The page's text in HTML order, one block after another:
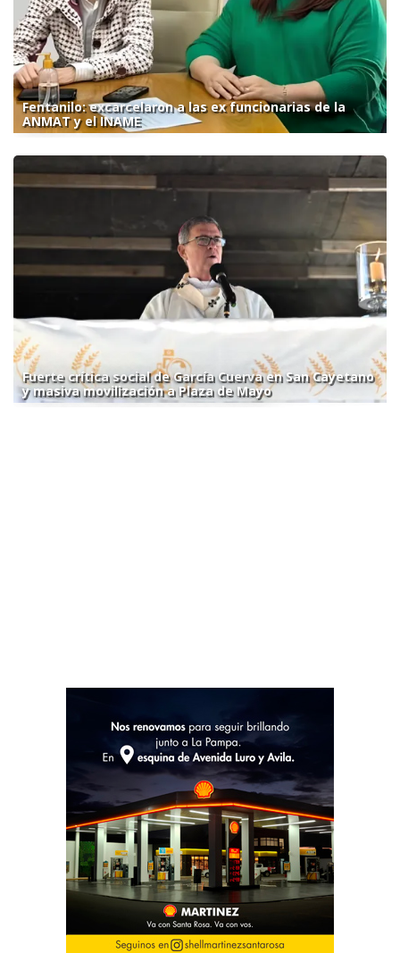
Fentanilo: excarcelaron a las ex funcionarias de la
ANMAT y el INAME
Fuerte crítica social de García Cuerva en San Cayetano
y masiva movilización a Plaza de Mayo